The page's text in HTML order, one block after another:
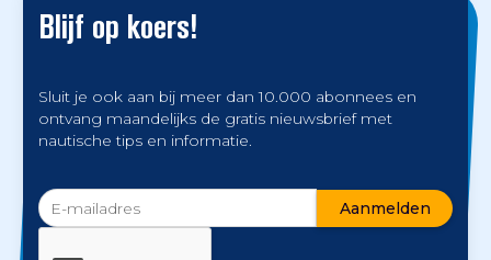
Blijf op koers!
Sluit je ook aan bij meer dan 10.000 abonnees en
ontvang maandelijks de gratis nieuwsbrief met
nautische tips en informatie.